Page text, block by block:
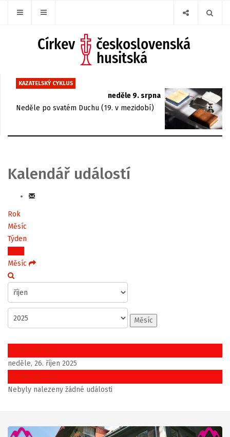
KAZATELSKÝ CYKLUS
neděle 9. srpna
Neděle po svatém Duchu (19. v mezidobí)
Kalendář událostí
Rok
Měsíc
Týden
Dnes
Měsíc
Měsíc
Předchozí den
neděle, 26. říjen 2025
Následující den
Nebyly nalezeny žádné události